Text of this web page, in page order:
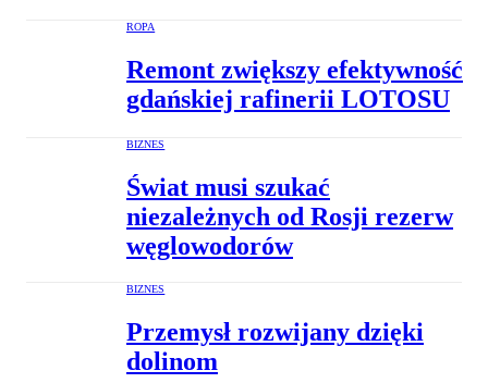
ROPA
Remont zwiększy efektywność
gdańskiej rafinerii LOTOSU
BIZNES
Świat musi szukać
niezależnych od Rosji rezerw
węglowodorów
BIZNES
Przemysł rozwijany dzięki
dolinom